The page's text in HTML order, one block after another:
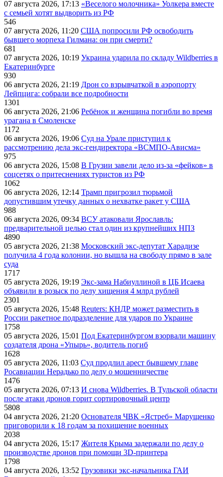
07 августа 2026, 17:13 «Веселого молочника» Уолкера вместе
с семьей хотят выдворить из РФ
546
07 августа 2026, 11:20 США попросили РФ освободить
бывшего морпеха Гилмана: он при смерти?
681
07 августа 2026, 10:19 Украина ударила по складу Wildberries в
Екатеринбурге
930
06 августа 2026, 21:19 Дрон со взрывчаткой в аэропорту
Лейпцига: собрали все подробности
1301
06 августа 2026, 21:06 Ребёнок и женщина погибли во время
урагана в Смоленске
1172
06 августа 2026, 19:06 Суд на Урале приступил к
рассмотрению дела экс-гендиректора «ВСМПО-Ависма»
975
06 августа 2026, 15:08 В Грузии завели дело из-за «фейков» в
соцсетях о притеснениях туристов из РФ
1062
06 августа 2026, 12:14 Трамп пригрозил тюрьмой
допустившим утечку данных о нехватке ракет у США
988
06 августа 2026, 09:34 ВСУ атаковали Ярославль:
предварительной целью стал один из крупнейших НПЗ
4890
05 августа 2026, 21:38 Московский экс-депутат Харадизе
получила 4 года колонии, но вышла на свободу прямо в зале
суда
1717
05 августа 2026, 19:19 Экс-зама Набиуллиной в ЦБ Исаева
объявили в розыск по делу хищения 4 млрд рублей
2301
05 августа 2026, 15:48 Reuters: КНДР может разместить в
России ракетное подразделение для ударов по Украине
1758
05 августа 2026, 15:01 Под Екатеринбургом взорвали машину
создателя дрона «Упырь», водитель погиб
1628
05 августа 2026, 11:03 Суд продлил арест бывшему главе
Росавиации Нерадько по делу о мошенничестве
1476
05 августа 2026, 07:13 И снова Wildberries. В Тульской области
после атаки дронов горит сортировочный центр
5808
04 августа 2026, 21:20 Основателя ЧВК «Ястреб» Марущенко
приговорили к 18 годам за похищение военных
2038
04 августа 2026, 15:17 Жителя Крыма задержали по делу о
производстве дронов при помощи 3D‑принтера
1798
04 августа 2026, 13:52 Грузовики экс-начальника ГАИ